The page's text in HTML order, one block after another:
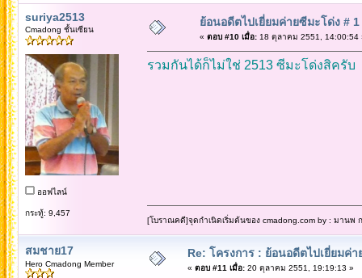
suriya2513
Cmadong ชั้นเซียน
ออฟไลน์
กระทู้: 9,457
ย้อนอดีตไปเยี่ยมค่ายซีมะโด่ง # 1
« ตอบ #10 เมื่อ:18 ตุลาคม 2551, 14:00:54
รวมกันได้ก็ไม่ใช่ 2513 ซีมะโด่งสิครับ
[โบราณคดี]จุดกำเนิดเริ่มต้นของ cmadong.com by : มานพ
สมชาย17
Hero Cmadong Member
Re: โครงการ : ย้อนอดีตไปเยี่ยมค่
« ตอบ #11 เมื่อ:20 ตุลาคม 2551, 19:19:13 »